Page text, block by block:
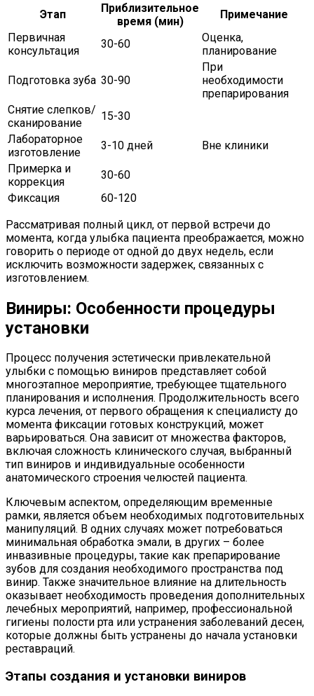
Этап
Приблизительное
время (мин)
Примечание
Первичная
консультация
30-60
Оценка,
планирование
Подготовка зуба 30-90
При
необходимости
препарирования
Снятие слепков/
сканирование
15-30
Лабораторное
изготовление
3-10 дней
Вне клиники
Примерка и
коррекция
30-60
Фиксация
60-120
Рассматривая полный цикл, от первой встречи до
момента, когда улыбка пациента преображается, можно
говорить о периоде от одной до двух недель, если
исключить возможности задержек, связанных с
изготовлением.
Виниры: Особенности процедуры
установки
Процесс получения эстетически привлекательной
улыбки с помощью виниров представляет собой
многоэтапное мероприятие, требующее тщательного
планирования и исполнения. Продолжительность всего
курса лечения, от первого обращения к специалисту до
момента фиксации готовых конструкций, может
варьироваться. Она зависит от множества факторов,
включая сложность клинического случая, выбранный
тип виниров и индивидуальные особенности
анатомического строения челюстей пациента.
Ключевым аспектом, определяющим временные
рамки, является объем необходимых подготовительных
манипуляций. В одних случаях может потребоваться
минимальная обработка эмали, в других – более
инвазивные процедуры, такие как препарирование
зубов для создания необходимого пространства под
винир. Также значительное влияние на длительность
оказывает необходимость проведения дополнительных
лечебных мероприятий, например, профессиональной
гигиены полости рта или устранения заболеваний десен,
которые должны быть устранены до начала установки
реставраций.
Этапы создания и установки виниров